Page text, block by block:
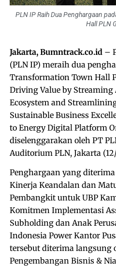
PLN IP Raih Dua Penghargaan
Hall PLN
Jakarta, Bumntrack.co.id –
(PLN IP) meraih dua
Transformation Town Hall
Driving Value by Streaming
Ecosystem and
Sustainable Business
to Energy Digital Platform
diselenggarakan oleh PT
Auditorium PLN, Jakarta
Penghargaan yang
Kinerja Keandalan dan
Pembangkit untuk UBP
Komitmen Implementasi
Subholding dan Anak
Indonesia Power Kantor
tersebut diterima langsung
Pengembangan Bisnis &